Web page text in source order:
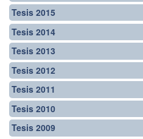
Tesis 2015
Tesis 2014
Tesis 2013
Tesis 2012
Tesis 2011
Tesis 2010
Tesis 2009